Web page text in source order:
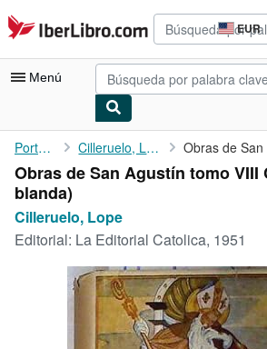
Pasar al contenido principal
IberLibro.com EUR
de
compra
del
Menú
Mi cuenta
Consultar mis pedidos
Búsqueda avanzada
Colecciones
Libros antiguos
Arte y coleccionismo
Portada Cilleruelo, Lope
Obras de San Agustín tomo VIII
blanda)
Cilleruelo, Lope
Editorial: La Editorial Catolica, 1951